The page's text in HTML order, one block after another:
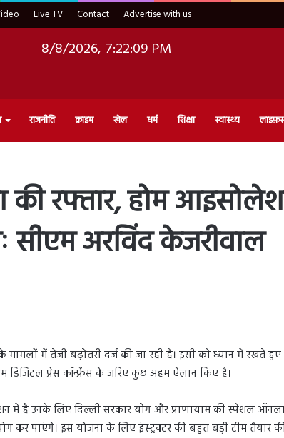
Live TV Contact Advertise with us
8/8/2026, 7:22:10 PM
राजनीति क्राइम खेल धर्म शिक्षा स्वास्थ्य
की रफ्तार, होम
अरविंद केजरीवाल
मामलों में तेजी बढ़ोतरी दर्ज की जा रही है। इसी को ध्यान में रखते हुए
प्रेस कॉन्फ्रेंस के जरिए कुछ अहम ऐलान किए है।
में है उनके लिए दिल्ली सरकार योग और प्राणायाम की स्पेशल
कर पाएंगे। इस योजना के लिए इंस्ट्रक्टर की बहुत बड़ी टीम तैयार